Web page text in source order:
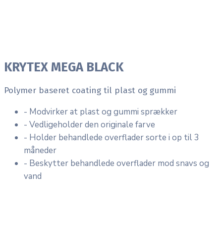
KRYTEX MEGA BLACK
Polymer baseret coating til plast og gummi
- Modvirker at plast og gummi sprækker
- Vedligeholder den originale farve
- Holder behandlede overflader sorte i op til 3
måneder
- Beskytter behandlede overflader mod snavs og
vand